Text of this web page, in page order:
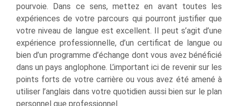
pourvoie. Dans ce sens, mettez en avant toutes les
expériences de votre parcours qui pourront justifier que
votre niveau de langue est excellent. Il peut s’agit d’une
expérience professionnelle, d’un certificat de langue ou
bien d’un programme d’échange dont vous avez bénéficié
dans un pays anglophone. L’important ici de revenir sur les
points forts de votre carrière ou vous avez été amené à
utiliser l’anglais dans votre quotidien aussi bien sur le plan
personnel que professionnel.